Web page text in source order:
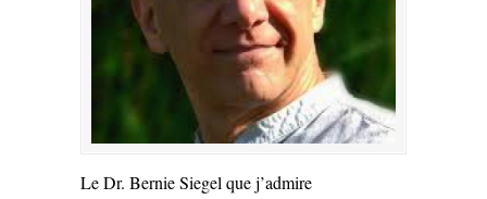
Le Dr. Bernie Siegel que j’admire